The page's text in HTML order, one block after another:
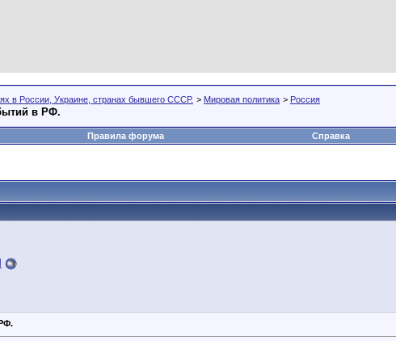
в России, Украине, странах бывшего СССР. > Мировая политика > Россия
в РФ.
Правила форума Справка